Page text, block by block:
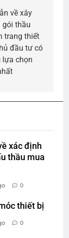
về xây
gói thầu
trang thiết
đầu tư có
lựa chọn
xác định
thầu mua
0
thiết bị
0